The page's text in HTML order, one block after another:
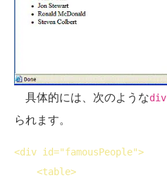
具体的には、次のようなdiv
られます。
<div id="famousPeople">
<table>